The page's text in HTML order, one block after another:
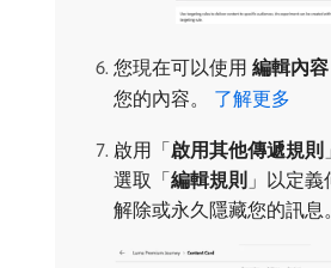
您現在可以使用​ 編輯內容
您的內容。 了解更多
啟用「啟用其他傳遞規則
選取「編輯規則 」以定義
解除或永久隱藏您的訊息。